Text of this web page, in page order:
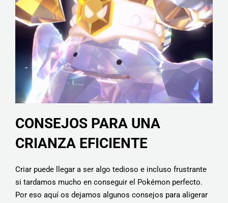
CONSEJOS PARA UNA
CRIANZA EFICIENTE
Criar puede llegar a ser algo tedioso e incluso frustrante
si tardamos mucho en conseguir el Pokémon perfecto.
Por eso aquí os dejamos algunos consejos para aligerar